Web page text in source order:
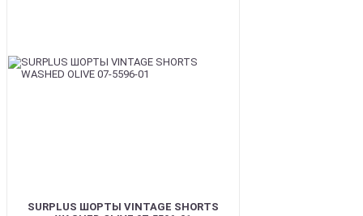
SURPLUS ШОРТЫ VINTAGE SHORTS